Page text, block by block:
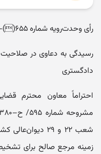
رأی و‌حدت‌رو‌یه شماره ۶۵۵()-۲۷/۹/۱۳۸۰
رسیدگی به دعاو‌ی در
دادگستری
احتراماً معاون محترم
شعب ۲۲ و ۲۹
زمینه مرجع صالح برای